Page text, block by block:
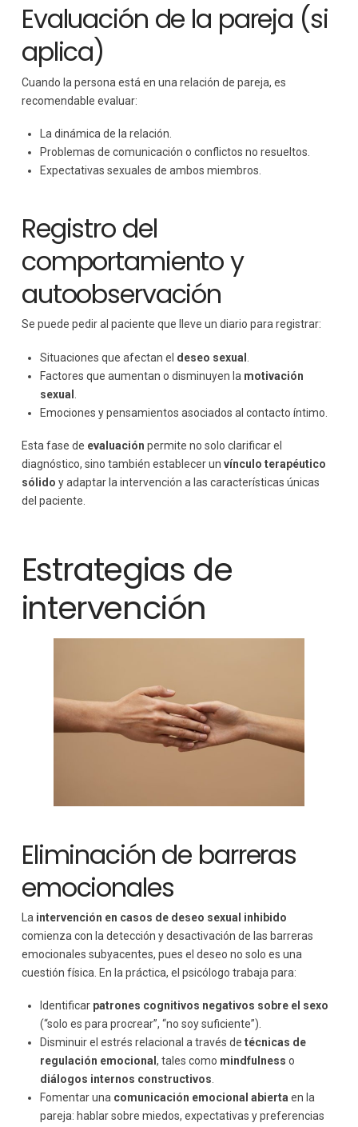
Evaluación de la pareja (si
aplica)
Cuando la persona está en una relación de pareja, es
recomendable evaluar:
La dinámica de la relación.
Problemas de comunicación o conflictos no resueltos.
Expectativas sexuales de ambos miembros.
Registro del
comportamiento y
autoobservación
Se puede pedir al paciente que lleve un diario para registrar:
Situaciones que afectan el deseo sexual
Factores que aumentan o disminuyen la motivación
sexual
Emociones y pensamientos asociados al contacto íntimo.
Esta fase de evaluación permite no solo clarificar el
diagnóstico, sino también establecer un vínculo terapéutico
sólido y adaptar la intervención a las características únicas
del paciente.
Estrategias de
intervención
Eliminación de barreras
emocionales
La intervención en casos de deseo sexual inhibido
comienza con la detección y desactivación de las barreras
emocionales subyacentes, pues el deseo no solo es una
cuestión física. En la práctica, el psicólogo trabaja para:
Identificar patrones cognitivos negativos sobre el sexo
(“solo es para procrear”, “no soy suficiente”).
Disminuir el estrés relacional a través detécnicas de
regulación emocional, tales como mindfulnesso
diálogos internos constructivos.
Fomentar una comunicación emocional abierta en la
pareja: hablar sobre miedos, expectativas y preferencias